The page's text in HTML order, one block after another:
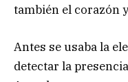
también el corazón
Antes se usaba la
detectar la